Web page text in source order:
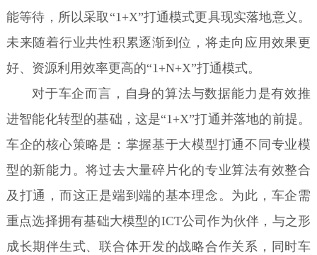
能等待，所以采取“1+X”打通模式更具现实落地意义。
未来随着行业共性积累逐渐到位，将走向应用效果更
好、资源利用效率更高的“1+N+X”打通模式。
对于车企而言，自身的算法与数据能力是有效推
进智能化转型的基础，这是“1+X”打通并落地的前提。
车企的核心策略是：掌握基于大模型打通不同专业模
型的新能力。将过去大量碎片化的专业算法有效整合
及打通，而这正是端到端的基本理念。为此，车企需
重点选择拥有基础大模型的ICT公司作为伙伴，与之形
成长期伴生式、联合体开发的战略合作关系，同时车